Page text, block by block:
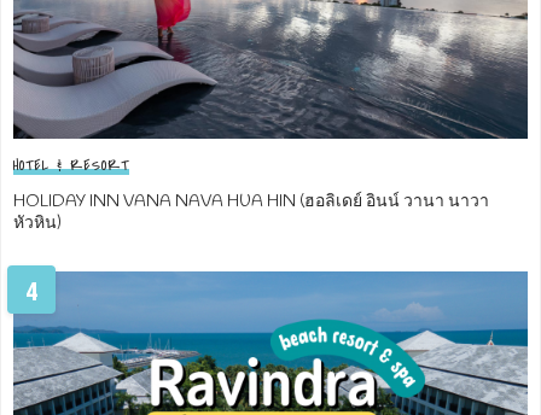
HOTEL & RESORT
HOLIDAY INN VANA NAVA HUA HIN (ฮอลิเดย์ อินน์ วานา นาวา
หัวหิน)
4